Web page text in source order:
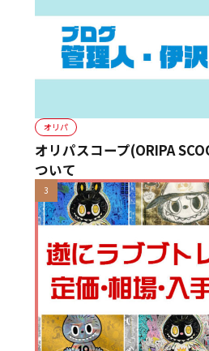
オリパ
オリパスコープ(ORIPA
ついて